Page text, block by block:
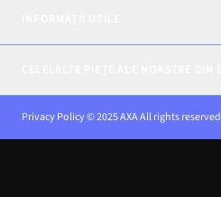
Privacy Policy © 2025 AXA All rights reserved